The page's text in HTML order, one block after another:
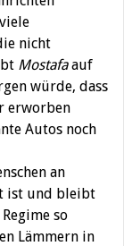
nicht
Mostafaauf
würde, dass
erworben
Autos noch
an
ist und bleibt
so
Lämmern in